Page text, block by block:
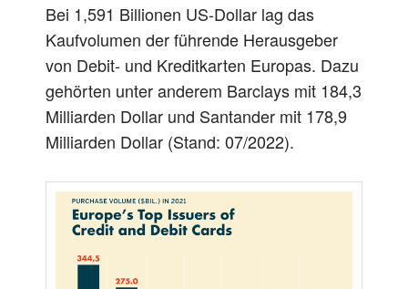
Bei 1,591 Billionen US-Dollar lag das
Kaufvolumen der führende Herausgeber
von Debit- und Kreditkarten Europas. Dazu
gehörten unter anderem Barclays mit 184,3
Milliarden Dollar und Santander mit 178,9
Milliarden Dollar (Stand: 07/2022).